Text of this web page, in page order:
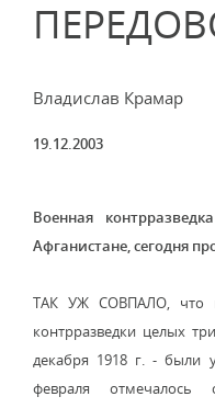
Владислав Крамар
19.12.2003
Военная
Афганистане, сегодня
ТАК УЖ СОВПАЛО, что
контрразведки целых
декабря 1918 г. - были
февраля отмечалось